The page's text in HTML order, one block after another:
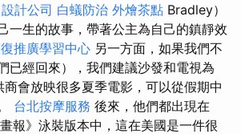
設計公司 白蟻防治 外燴茶點 Bradley）
一生的故事，帶著公主為自己的鎮靜效
推廣學習中心 另一方面，如果我們不
已經回來），我們建議沙發和電視為
會放映很多夏季電影，可以從假期中
台北按摩服務 後來，他們都出現在
報》泳裝版本中，這在美國是一件很